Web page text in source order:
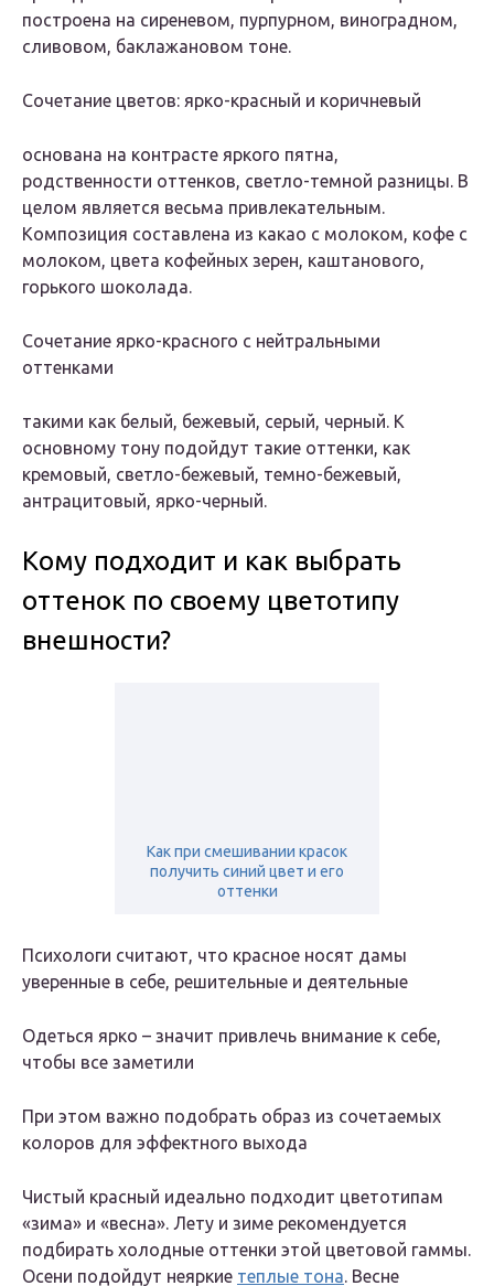
построена на сиреневом, пурпурном, виноградном,
сливовом, баклажановом тоне.
Сочетание цветов: ярко-красный и коричневый
основана на контрасте яркого пятна,
родственности оттенков, светло-темной разницы. В
целом является весьма привлекательным.
Композиция составлена из какао с молоком, кофе с
молоком, цвета кофейных зерен, каштанового,
горького шоколада.
Сочетание ярко-красного с нейтральными
оттенками
такими как белый, бежевый, серый, черный. К
основному тону подойдут такие оттенки, как
кремовый, светло-бежевый, темно-бежевый,
антрацитовый, ярко-черный.
Кому подходит и как выбрать
оттенок по своему цветотипу
внешности?
Как при смешивании красок
получить синий цвет и его
оттенки
Психологи считают, что красное носят дамы
уверенные в себе, решительные и деятельные
Одеться ярко – значит привлечь внимание к себе,
чтобы все заметили
При этом важно подобрать образ из сочетаемых
колоров для эффектного выхода
Чистый красный идеально подходит цветотипам
«зима» и «весна». Лету и зиме рекомендуется
подбирать холодные оттенки этой цветовой гаммы.
Осени подойдут неяркие теплые тона. Весне